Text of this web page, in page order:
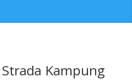
Kampung